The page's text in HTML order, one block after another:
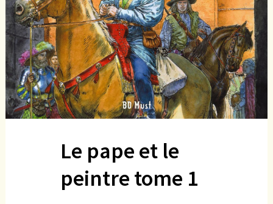
Le pape et le
peintre tome 1